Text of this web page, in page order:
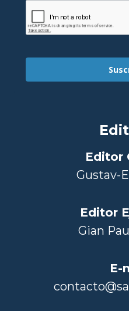
Editor
Gustav-
Editor
Gian
E-